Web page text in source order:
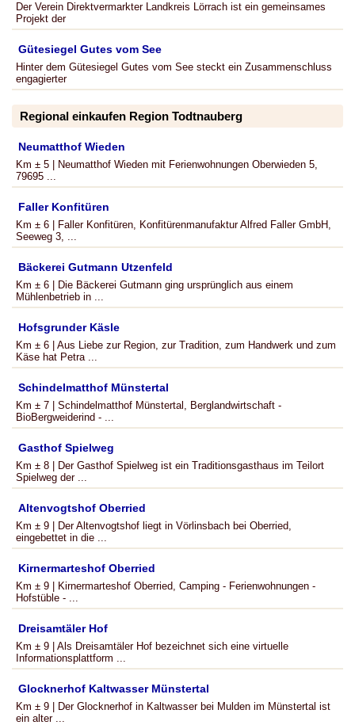
Der Verein Direktvermarkter Landkreis Lörrach ist ein gemeinsames
Projekt der
Gütesiegel Gutes vom See
Hinter dem Gütesiegel Gutes vom See steckt ein Zusammenschluss
engagierter
Regional einkaufen Region Todtnauberg
Neumatthof Wieden
Km ± 5 | Neumatthof Wieden mit Ferienwohnungen Oberwieden 5,
79695 ...
Faller Konfitüren
Km ± 6 | Faller Konfitüren, Konfitürenmanufaktur Alfred Faller GmbH,
Seeweg 3, ...
Bäckerei Gutmann Utzenfeld
Km ± 6 | Die Bäckerei Gutmann ging ursprünglich aus einem
Mühlenbetrieb in ...
Hofsgrunder Käsle
Km ± 6 | Aus Liebe zur Region, zur Tradition, zum Handwerk und zum
Käse hat Petra ...
Schindelmatthof Münstertal
Km ± 7 | Schindelmatthof Münstertal, Berglandwirtschaft -
BioBergweiderind - ...
Gasthof Spielweg
Km ± 8 | Der Gasthof Spielweg ist ein Traditionsgasthaus im Teilort
Spielweg der ...
Altenvogtshof Oberried
Km ± 9 | Der Altenvogtshof liegt in Vörlinsbach bei Oberried,
eingebettet in die ...
Kirnermarteshof Oberried
Km ± 9 | Kirnermarteshof Oberried, Camping - Ferienwohnungen -
Hofstüble - ...
Dreisamtäler Hof
Km ± 9 | Als Dreisamtäler Hof bezeichnet sich eine virtuelle
Informationsplattform ...
Glocknerhof Kaltwasser Münstertal
Km ± 9 | Der Glocknerhof in Kaltwasser bei Mulden im Münstertal ist
ein alter ...